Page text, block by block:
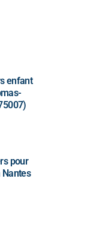
enfant
pour